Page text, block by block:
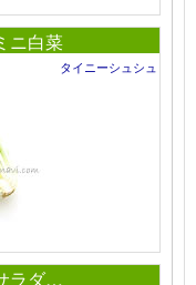
ニ白菜
タイニーシュシュ
ラダ…